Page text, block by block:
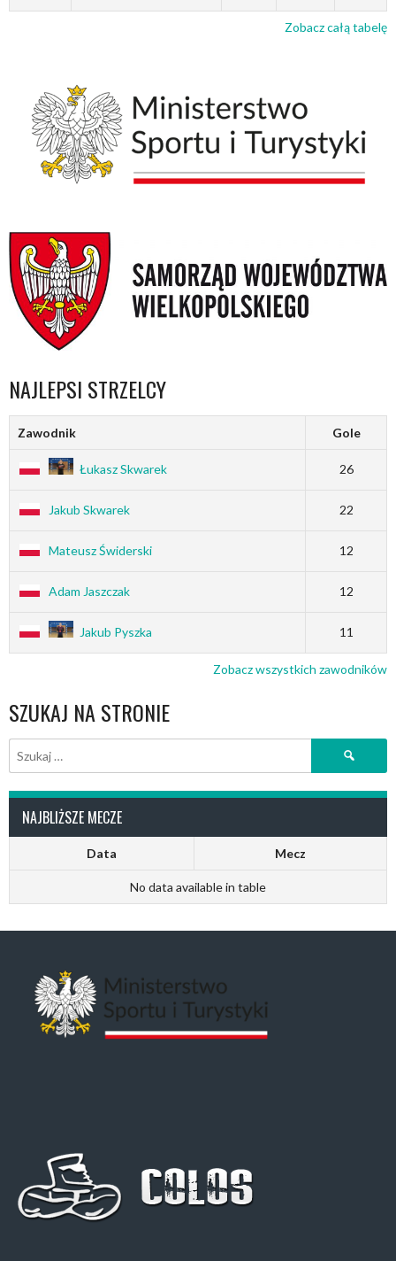
Zobacz całą tabelę
NAJLEPSI STRZELCY
Zawodnik Gole
Łukasz Skwarek 26
Jakub Skwarek 22
Mateusz Świderski 12
Adam Jaszczak 12
Jakub Pyszka 11
Zobacz wszystkich zawodników
SZUKAJ NA STRONIE
Szukaj:
NAJBLIŻSZE MECZE
Data Mecz
No data available in table